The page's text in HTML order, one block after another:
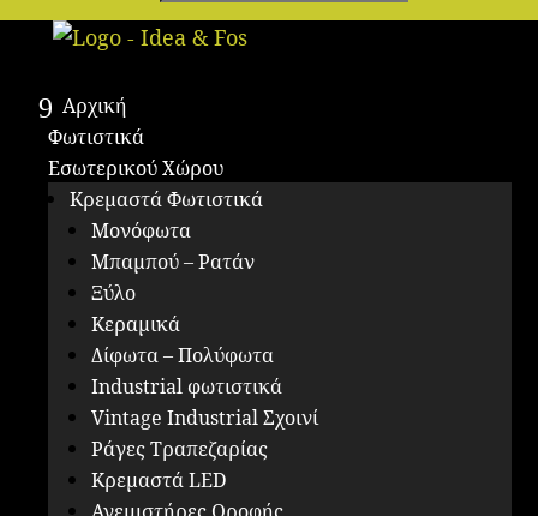
προϊόντων
Αρχική
Φωτιστικά
Εσωτερικού Χώρου
Κρεμαστά Φωτιστικά
Μονόφωτα
Μπαμπού – Ρατάν
Ξύλο
Κεραμικά
Δίφωτα – Πολύφωτα
Industrial φωτιστικά
Vintage Industrial Σχοινί
Ράγες Τραπεζαρίας
Κρεμαστά LED